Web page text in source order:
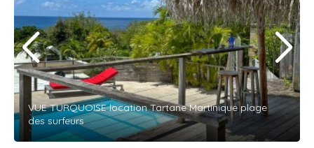
VUE TURQUOISE location Tartane Martinique plage
des surfeurs